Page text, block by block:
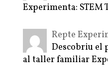
Experimenta: STEM
Repte
Descobriu el
al taller familiar